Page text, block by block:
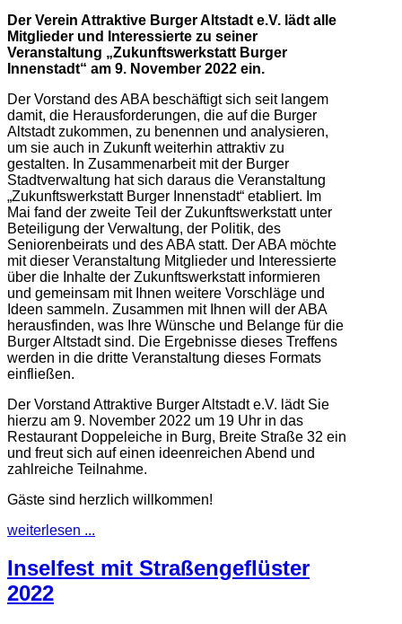
Der Verein Attraktive Burger Altstadt e.V. lädt alle
Mitglieder und Interessierte zu seiner
Veranstaltung „Zukunftswerkstatt Burger
Innenstadt“ am 9. November 2022 ein.
Der Vorstand des ABA beschäftigt sich seit langem
damit, die Herausforderungen, die auf die Burger
Altstadt zukommen, zu benennen und analysieren,
um sie auch in Zukunft weiterhin attraktiv zu
gestalten. In Zusammenarbeit mit der Burger
Stadtverwaltung hat sich daraus die Veranstaltung
„Zukunftswerkstatt Burger Innenstadt“ etabliert. Im
Mai fand der zweite Teil der Zukunftswerkstatt unter
Beteiligung der Verwaltung, der Politik, des
Seniorenbeirats und des ABA statt. Der ABA möchte
mit dieser Veranstaltung Mitglieder und Interessierte
über die Inhalte der Zukunftswerkstatt informieren
und gemeinsam mit Ihnen weitere Vorschläge und
Ideen sammeln. Zusammen mit Ihnen will der ABA
herausfinden, was Ihre Wünsche und Belange für die
Burger Altstadt sind. Die Ergebnisse dieses Treffens
werden in die dritte Veranstaltung dieses Formats
einfließen.
Der Vorstand Attraktive Burger Altstadt e.V. lädt Sie
hierzu am 9. November 2022 um 19 Uhr in das
Restaurant Doppeleiche in Burg, Breite Straße 32 ein
und freut sich auf einen ideenreichen Abend und
zahlreiche Teilnahme.
Gäste sind herzlich willkommen!
weiterlesen ...
Inselfest mit Straßengeflüster
2022